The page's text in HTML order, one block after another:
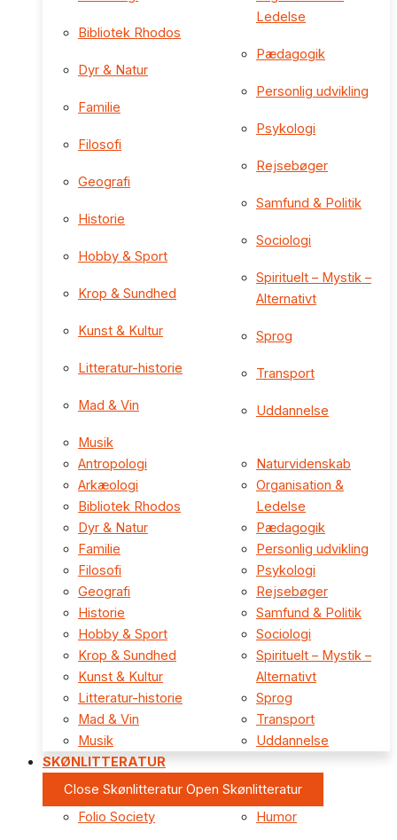
Bibliotek Rhodos
Dyr & Natur
Familie
Filosofi
Geografi
Historie
Hobby & Sport
Krop & Sundhed
Kunst & Kultur
Litteratur-historie
Mad & Vin
Musik
Ledelse
Pædagogik
Personlig udvikling
Psykologi
Rejsebøger
Samfund & Politik
Sociologi
Spirituelt – Mystik –
Alternativt
Sprog
Transport
Uddannelse
Antropologi
Arkæologi
Bibliotek Rhodos
Dyr & Natur
Familie
Filosofi
Geografi
Historie
Hobby & Sport
Krop & Sundhed
Kunst & Kultur
Litteratur-historie
Mad & Vin
Musik
Naturvidenskab
Organisation &
Ledelse
Pædagogik
Personlig udvikling
Psykologi
Rejsebøger
Samfund & Politik
Sociologi
Spirituelt – Mystik –
Alternativt
Sprog
Transport
Uddannelse
SKØNLITTERATUR
Close Skønlitteratur Open Skønlitteratur
Folio Society
Humor